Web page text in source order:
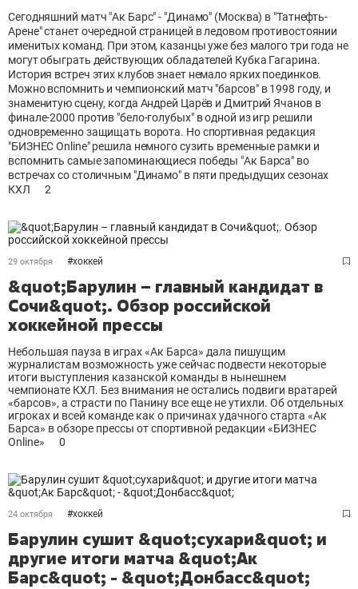
Сегодняшний матч "Ак Барс" - "Динамо" (Москва) в "Татнефть-
Арене" станет очередной страницей в ледовом противостоянии
именитых команд. При этом, казанцы уже без малого три года не
могут обыграть действующих обладателей Кубка Гагарина.
История встреч этих клубов знает немало ярких поединков.
Можно вспомнить и чемпионский матч "барсов" в 1998 году, и
знаменитую сцену, когда Андрей Царёв и Дмитрий Ячанов в
финале-2000 против "бело-голубых" в одной из игр решили
одновременно защищать ворота. Но спортивная редакция
"БИЗНЕС Online" решила немного сузить временные рамки и
вспомнить самые запоминающиеся победы "Ак Барса" во
встречах со столичным "Динамо" в пяти предыдущих сезонах
КХЛ
2
29 октября #хоккей
&quot;Барулин – главный кандидат в
Сочи&quot;. Обзор российской
хоккейной прессы
Небольшая пауза в играх «Ак Барса» дала пишущим
журналистам возможность уже сейчас подвести некоторые
итоги выступления казанской команды в нынешнем
чемпионате КХЛ. Без внимания не остались подвиги вратарей
«барсов», а страсти по Панину все еще не утихли. Об отдельных
игроках и всей команде как о причинах удачного старта «Ак
Барса» в обзоре прессы от спортивной редакции «БИЗНЕС
Online»
0
24 октября #хоккей
Барулин сушит &quot;сухари&quot; и
другие итоги матча &quot;Ак
Барс&quot; - &quot;Донбасс&quot;